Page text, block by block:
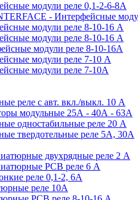
модули реле 0,1-2-6-8А
- Интерфейсные
модули реле 8-10-16 A
модули реле 8-10-16 A
модули реле 8-10-16А
модули реле 7-10 A
модули реле 7-10А
реле с авт. вкл./выкл. 10 A
модульные 25А - 40А - 63А
одностабильные реле 20 A
твердотельные реле 5А, 30А
двухрядные реле 2 A
PCB реле 6 A
реле 0,1-2, 6A
реле 10А